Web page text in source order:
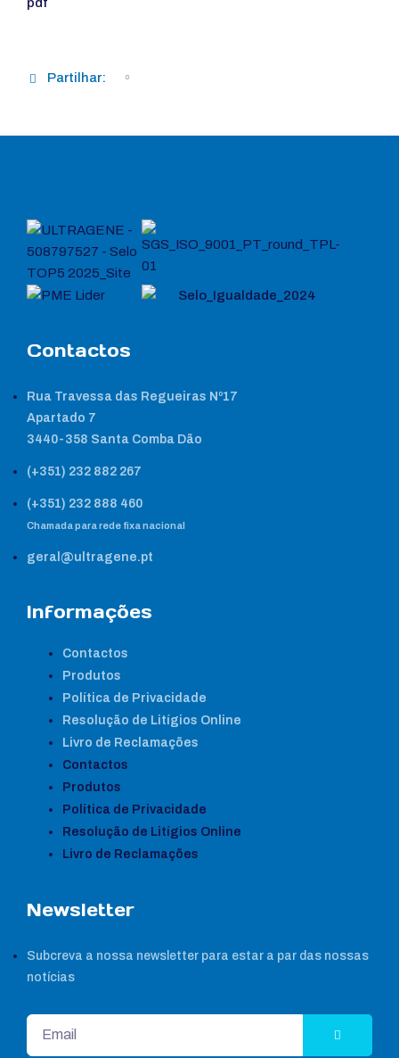
Partilhar:
Contactos
Rua Travessa das Regueiras Nº17
Apartado 7
3440-358 Santa Comba Dão
(+351) 232 882 267
(+351) 232 888 460
Chamada para rede fixa nacional
geral@ultragene.pt
Informações
Contactos
Produtos
Política de Privacidade
Resolução de Litígios Online
Livro de Reclamações
Contactos
Produtos
Política de Privacidade
Resolução de Litígios Online
Livro de Reclamações
Newsletter
Subcreva a nossa newsletter para estar a par das nossas
notícias